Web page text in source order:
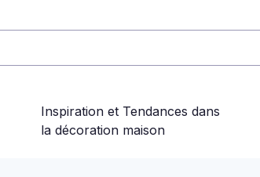
Inspiration et Tendances dans
la décoration maison